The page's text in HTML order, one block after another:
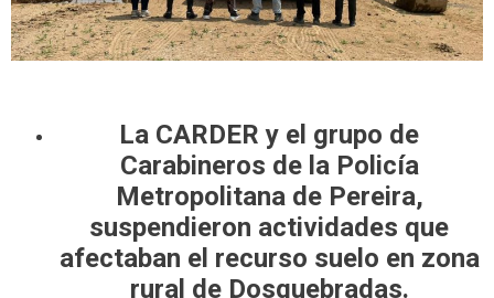
La CARDER y el grupo de
Carabineros de la Policía
Metropolitana de Pereira,
suspendieron actividades que
afectaban el recurso suelo en zona
rural de Dosquebradas.